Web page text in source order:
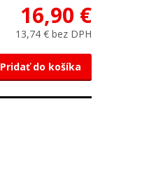
16,90 €
13,74 € bez DPH
Pridať do košíka